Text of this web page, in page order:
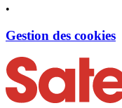
•
Gestion des cookies